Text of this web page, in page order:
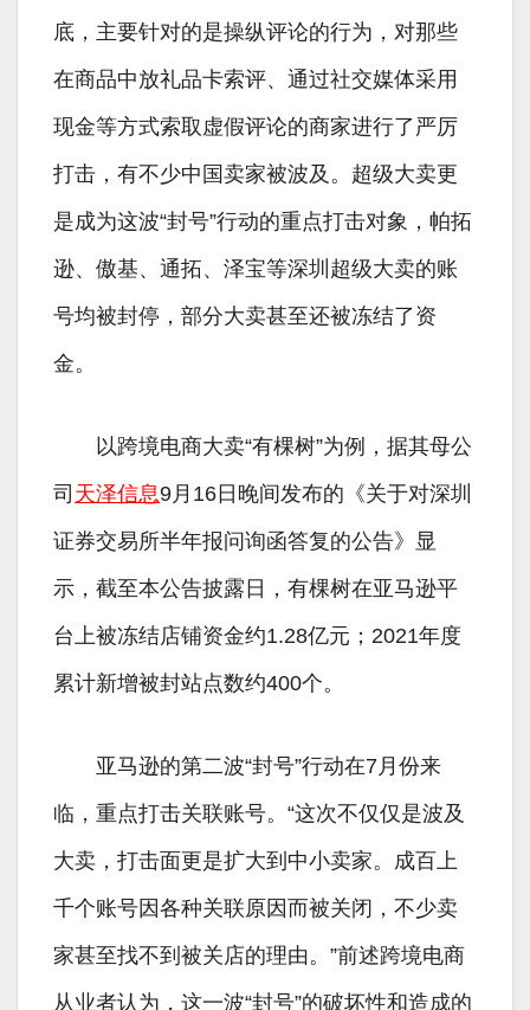
底，主要针对的是操纵评论的行为，对那些
在商品中放礼品卡索评、通过社交媒体采用
现金等方式索取虚假评论的商家进行了严厉
打击，有不少中国卖家被波及。超级大卖更
是成为这波“封号”行动的重点打击对象，帕拓
逊、傲基、通拓、泽宝等深圳超级大卖的账
号均被封停，部分大卖甚至还被冻结了资
金。
以跨境电商大卖“有棵树”为例，据其母公
司 天泽信息9月16日晚间发布的《关于对深圳
证券交易所半年报问询函答复的公告》显
示，截至本公告披露日，有棵树在亚马逊平
台上被冻结店铺资金约1.28亿元；2021年度
累计新增被封站点数约400个。
亚马逊的第二波“封号”行动在7月份来
临，重点打击关联账号。“这次不仅仅是波及
大卖，打击面更是扩大到中小卖家。成百上
千个账号因各种关联原因而被关闭，不少卖
家甚至找不到被关店的理由。”前述跨境电商
从业者认为，这一波“封号”的破坏性和造成的